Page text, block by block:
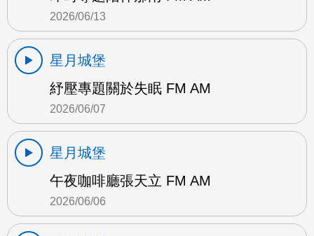
2026/06/13
星月城堡
紓壓專題關於失眠 FM AM
2026/06/07
星月城堡
午夜咖啡廳張天立 FM AM
2026/06/06